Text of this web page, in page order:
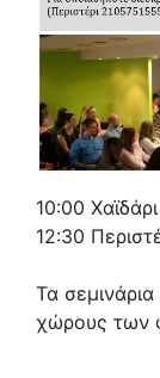
10:00 Χαϊδάρι
12:30
Τα
χώρους των